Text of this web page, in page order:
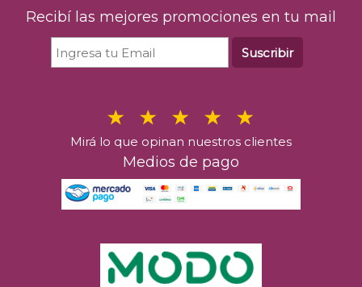
Recibí las mejores promociones en tu mail
Suscribir
Mirá lo que opinan nuestros clientes
Medios de pago